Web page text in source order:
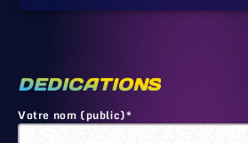
DEDICATIONS
Votre nom (public)*